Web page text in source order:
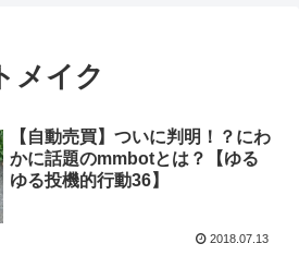
メイク
【自動売買】ついに判明！？にわ
かに話題のmmbotとは？【ゆる
ゆる投機的行動36】
2018.07.13